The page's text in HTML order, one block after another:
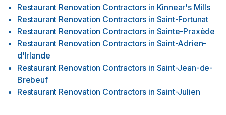
Restaurant Renovation Contractors in Kinnear's Mills
Restaurant Renovation Contractors in Saint-Fortunat
Restaurant Renovation Contractors in Sainte-Praxède
Restaurant Renovation Contractors in Saint-Adrien-
d'Irlande
Restaurant Renovation Contractors in Saint-Jean-de-
Brebeuf
Restaurant Renovation Contractors in Saint-Julien